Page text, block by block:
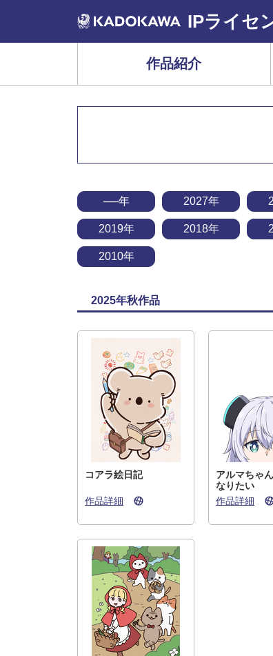
IPライセ
作品紹介
──年 2027年
2019年 2018年
2010年
2025年秋作品
コアラ絵日記
作品詳細
アルマちゃ
なりたい
作品詳細